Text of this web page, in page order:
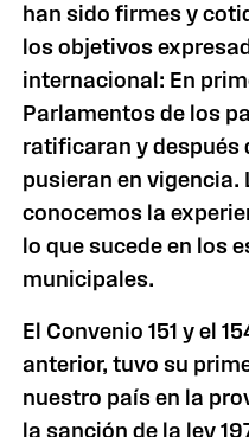
han sido firmes y
los objetivos
internacional: En
Parlamentos de los
ratificaran y después
pusieran en vigencia.
conocemos la
lo que sucede en los
municipales.
El Convenio 151 y el
anterior, tuvo su
nuestro país en la
la sanción de la ley